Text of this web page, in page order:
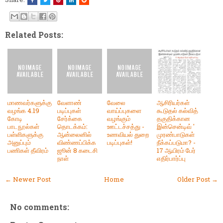
Related Posts:
மாணவர்களுக்கு
வழங்க 4.19
கோடி
பாடநூல்கள்
பள்ளிகளுக்கு
அனுப்பும்
பணிகள் தீவிரம்
வேளாண்
படிப்புகள்
சேர்க்கை
தொடக்கம்:
ஆன்லைனில்
விண்ணப்பிக்க
ஜூன் 8 கடைசி
நாள்
வேலை
வாய்ப்புகளை
வழங்கும்
ஊட்டச்சத்து -
உணவியல் துறை
படிப்புகள்!
ஆசிரியர்கள்
கூடுதல் கல்வித்
தகுதிக்கான
இன்சென்டிவ் '
முரண்பாடுகள்
நீக்கப்படுமா? -
17 ஆயிரம் பேர்
எதிர்பார்ப்பு
← Newer Post Older Post →
Home
No comments: